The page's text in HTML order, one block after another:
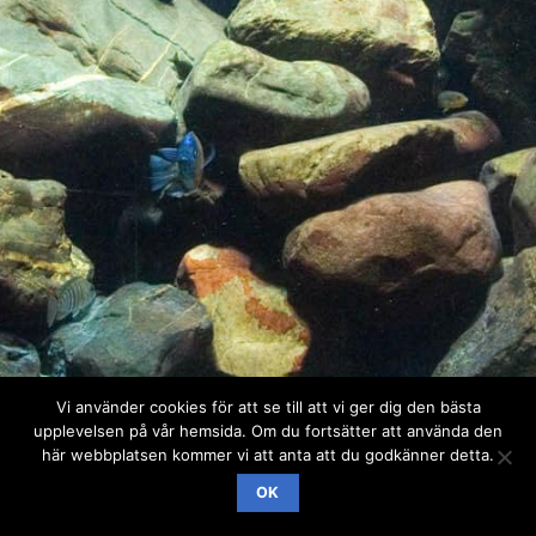
Vi använder cookies för att se till att vi ger dig den bästa
upplevelsen på vår hemsida. Om du fortsätter att använda den
här webbplatsen kommer vi att anta att du godkänner detta.
OK